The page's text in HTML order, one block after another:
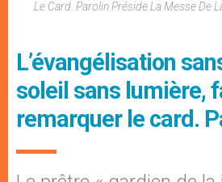
Le Card. Parolin Préside La Messe De
L’évangélisation
soleil sans lumière,
remarquer le card.